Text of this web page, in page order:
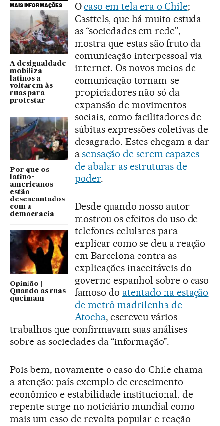
MAIS INFORMAÇÕES
A desigualdade
mobiliza
latinos a
voltarem às
ruas para
protestar
Por que os
latino-
americanos
estão
desencantados
com a
democracia
Opinião |
Quando as ruas
queimam
O caso em tela era o Chile;
Casttels, que há muito estuda
as “sociedades em rede”,
mostra que estas são fruto da
comunicação interpessoal via
internet. Os novos meios de
comunicação tornam-se
propiciadores não só da
expansão de movimentos
sociais, como facilitadores de
súbitas expressões coletivas de
desagrado. Estes chegam a dar
a sensação de serem capazes
de abalar as estruturas de
poder.
Desde quando nosso autor
mostrou os efeitos do uso de
telefones celulares para
explicar como se deu a reação
em Barcelona contra as
explicações inaceitáveis do
governo espanhol sobre o caso
famoso do atentado na estação
de metrô madrilenha de
Atocha, escreveu vários
trabalhos que confirmavam suas análises
sobre as sociedades da “informação”.
Pois bem, novamente o caso do Chile chama
a atenção: país exemplo de crescimento
econômico e estabilidade institucional, de
repente surge no noticiário mundial como
mais um caso de revolta popular e reação